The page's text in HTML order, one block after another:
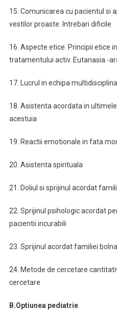
15. Comunicarea cu pacientul si
vestilor proaste. Intrebari dificile
16. Aspecte etice. Principii etice
tratamentului activ. Eutanasia -
17. Lucrul in echipa
18. Asistenta acordata in
acestuia
19. Reactii emotionale in fata
20. Asistenta spirituala
21. Doliul si sprijinul acordat
22. Sprijinul psihologic acordat
pacientii incurabili
23. Sprijinul acordat familiei
24. Metode de cercetare
cercetare
B.Optiunea pediatrie